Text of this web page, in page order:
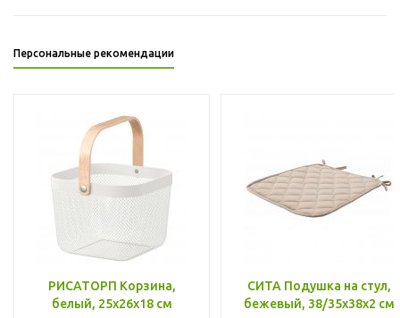
Персональные рекомендации
РИСАТОРП Корзина,
белый, 25x26x18 см
СИТА Подушка на стул,
бежевый, 38/35x38x2 см